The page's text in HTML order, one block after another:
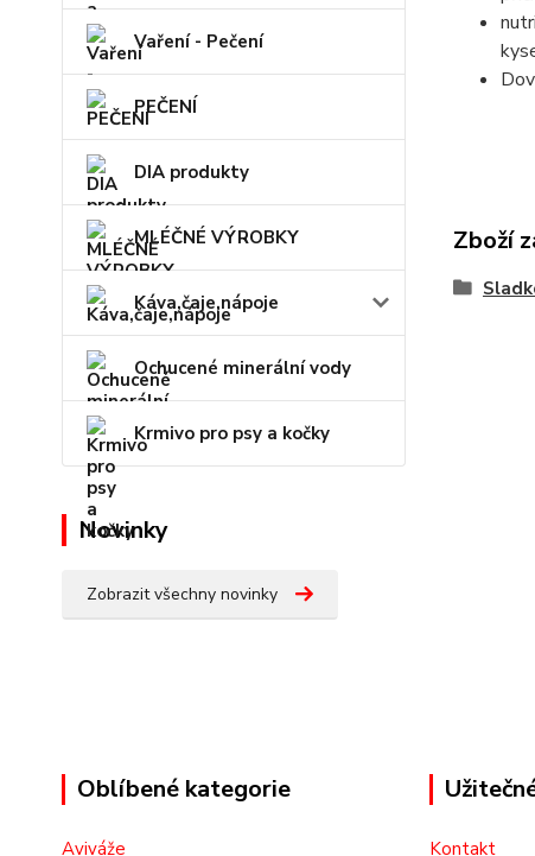
Vaření - Pečení
PEČENÍ
DIA produkty
MLÉČNÉ VÝROBKY
Káva,čaje,nápoje
Ochucené minerální vody
Krmivo pro psy a kočky
Novinky
Zobrazit všechny novinky
Zboží
Oblíbené kategorie
Aviváže Kontakt